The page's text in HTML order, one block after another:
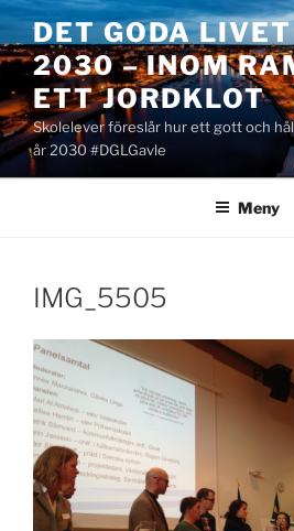
Hoppa
till
innehåll
DET GODA
2030 – INOM
ETT JORDKLOT
Skolelever föreslår hur ett gott och
år 2030 #DGLGavle
Meny
IMG_5505